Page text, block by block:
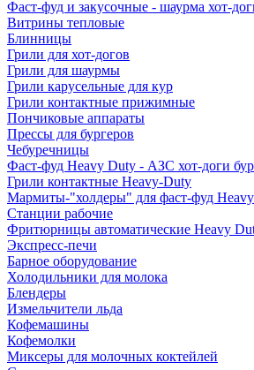
Фаст-фуд и закусочные - шаурма хот-
Витрины тепловые
Блинницы
Грили для хот-догов
Грили для шаурмы
Грили карусельные для кур
Грили контактные прижимные
Пончиковые аппараты
Прессы для бургеров
Чебуречницы
Фаст-фуд Heavy Duty - АЗС хот-доги
Грили контактные Heavy-Duty
Мармиты-"холдеры" для фаст-фуд
Станции рабочие
Фритюрницы автоматические Heavy
Экспресс-печи
Барное оборудование
Холодильники для молока
Блендеры
Измельчители льда
Кофемашины
Кофемолки
Миксеры для молочных коктейлей